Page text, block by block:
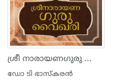
ശ്രീ നാരായണഗുരു വൈഖരി
ഡോ ടി ഭാസ്കരന്‍